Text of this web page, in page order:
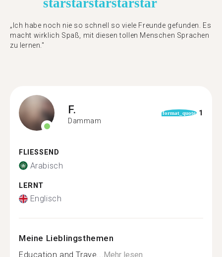
starstarstarstarstar
„Ich habe noch nie so schnell so viele Freunde gefunden. Es
macht wirklich Spaß, mit diesen tollen Menschen Sprachen
zu lernen."
F.
Dammam
format_quote 1
FLIESSEND
Arabisch
LERNT
Englisch
Meine Lieblingsthemen
Education and Trave...Mehr lesen